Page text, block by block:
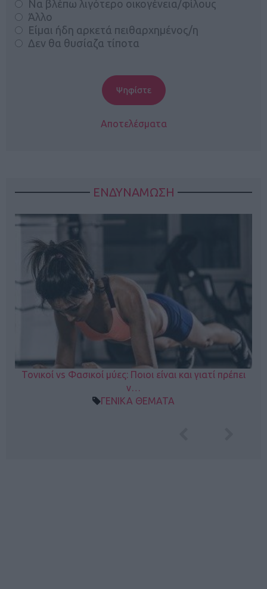
Να βλέπω λιγότερο οικογένεια/φίλους
Άλλο
Είμαι ήδη αρκετά πειθαρχημένος/η
Δεν θα θυσίαζα τίποτα
Αποτελέσματα
ΕΝΔΥΝΑΜΩΣΗ
Τονικοί vs Φασικοί μύες: Ποιοι είναι και γιατί πρέπει
ν…
ΓΕΝΙΚΑ ΘΕΜΑΤΑ